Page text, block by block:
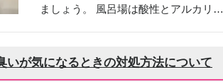
ましょう。 風呂場は酸性とアルカリ…
いが気になるときの対処方法について